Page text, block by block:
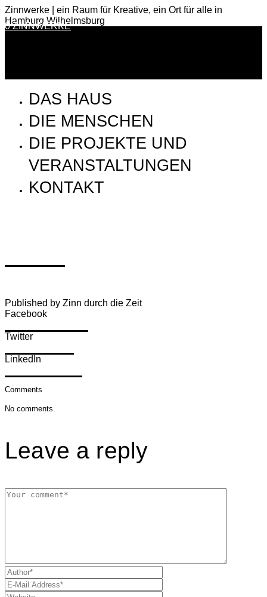
Zinnwerke | ein Raum für Kreative, ein Ort für alle in
Hamburg Wilhelmsburg
0 ZINNWERKE
DAS HAUS
DIE MENSCHEN
DIE PROJEKTE UND
VERANSTALTUNGEN
KONTAKT
Published by Zinn durch die Zeit
Facebook
Twitter
LinkedIn
Comments
No comments.
Leave a reply